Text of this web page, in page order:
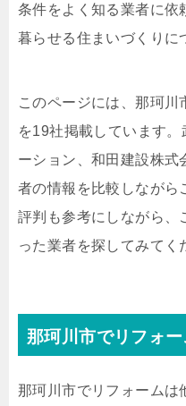
条件をよく知る業者に依
暮らせる住まいづくりに
このページには、那珂
を19社掲載しています
ーション、和田建設株式
者の情報を比較しながら
評判も参考にしながら、
った業者を探してみてく
那珂川市でリフォ
那珂川市でリフォームは